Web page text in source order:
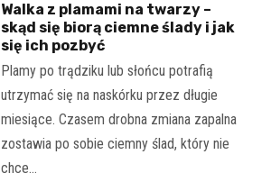
Walka z plamami na twarzy –
skąd się biorą ciemne ślady i jak
się ich pozbyć
Plamy po trądziku lub słońcu potrafią
utrzymać się na naskórku przez długie
miesiące. Czasem drobna zmiana zapalna
zostawia po sobie ciemny ślad, który nie
chce…